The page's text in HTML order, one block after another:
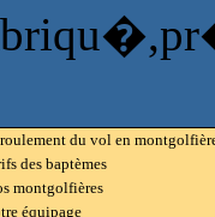
du vol en
des baptèmes
montgolfières
équipage